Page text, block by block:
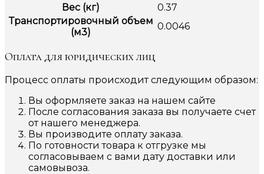
Вес (кг)
0.37
Транспортировочный объем
(м3)
0.0046
Оплата для юридических лиц
Процесс оплаты происходит следующим образом:
Вы оформляете заказ на нашем сайте
После согласования заказа вы получаете счет
от нашего менеджера.
Вы производите оплату заказа.
По готовности товара к отгрузке мы
согласовываем с вами дату доставки или
самовывоза.